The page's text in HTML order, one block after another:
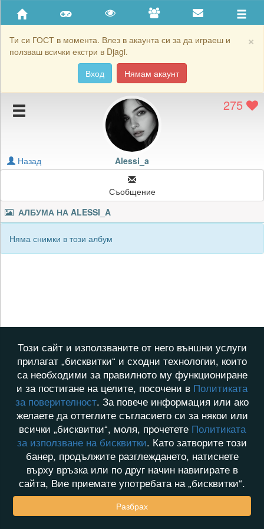
×
Ти си ГОСТ в момента. Влез в акаунта си за да играеш и
ползваш всички екстри в Djagi.
Вход
Нямам акаунт
Приятели
Хронология на игри
Подаръците на Alessi_a
Картичките на Alessi_a
Блокирай Alessi_a
275
Alessi_a
Назад
Съобщение
АЛБУМА НА ALESSI_A
Няма снимки в този албум
Този сайт и използваните от него външни услуги
прилагат „бисквитки“ и сходни технологии, които
са необходими за правилното му функциониране
и за постигане на целите, посочени в Политиката
за поверителност. За повече информация или ако
желаете да оттеглите съгласието си за някои или
всички „бисквитки“, моля, прочетете Политиката
за използване на бисквитки. Като затворите този
банер, продължите разглеждането, натиснете
върху връзка или по друг начин навигирате в
сайта, Вие приемате употребата на „бисквитки“.
Разбрах